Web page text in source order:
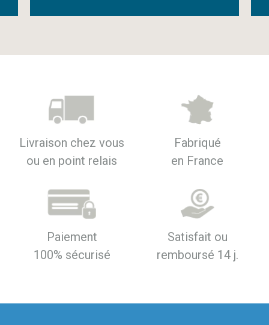
Livraison chez vous
ou en point relais
Fabriqué
en France
Paiement
100% sécurisé
Satisfait ou
remboursé 14 j.